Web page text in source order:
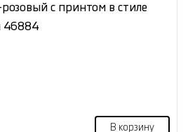
с принтом в стиле
46884
В корзину